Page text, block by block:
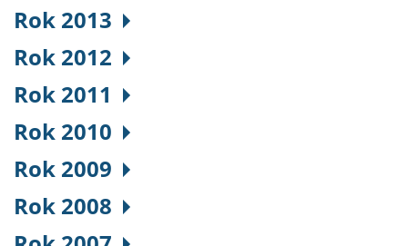
Rok 2013
Rok 2012
Rok 2011
Rok 2010
Rok 2009
Rok 2008